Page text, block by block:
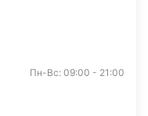
Пн-Вс: 09:00 - 21:00